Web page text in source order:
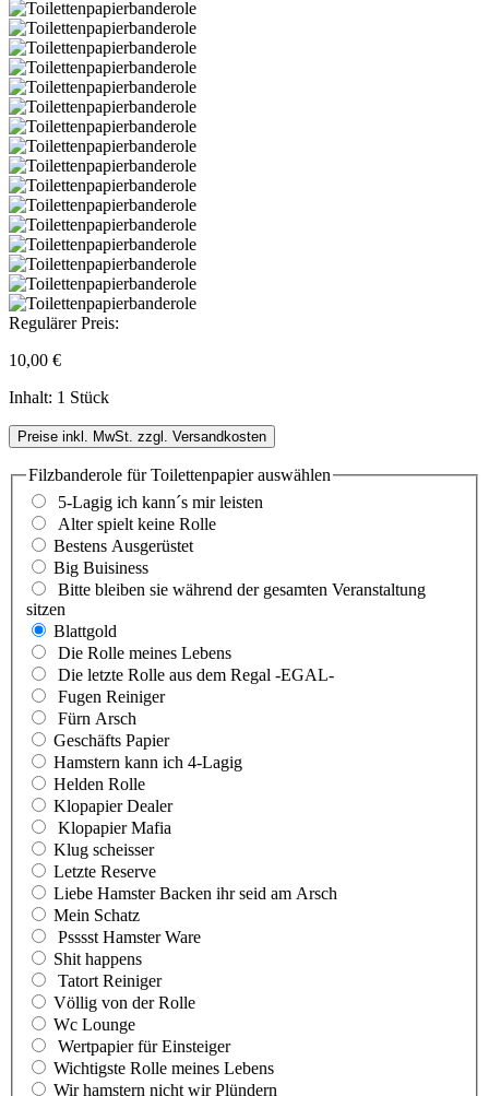
Regulärer Preis:
10,00 €
Inhalt: 1 Stück
Preise inkl. MwSt. zzgl. Versandkosten
Filzbanderole für Toilettenpapierauswählen
5-Lagig ich kann´s mir leisten
Alter spielt keine Rolle
Bestens Ausgerüstet
Big Buisiness
Bitte bleiben sie während der gesamten Veranstaltung
sitzen
Blattgold
Die Rolle meines Lebens
Die letzte Rolle aus dem Regal -EGAL-
Fugen Reiniger
Fürn Arsch
Geschäfts Papier
Hamstern kann ich 4-Lagig
Helden Rolle
Klopapier Dealer
Klopapier Mafia
Klug scheisser
Letzte Reserve
Liebe Hamster Backen ihr seid am Arsch
Mein Schatz
Psssst Hamster Ware
Shit happens
Tatort Reiniger
Völlig von der Rolle
Wc Lounge
Wertpapier für Einsteiger
Wichtigste Rolle meines Lebens
Wir hamstern nicht wir Plündern